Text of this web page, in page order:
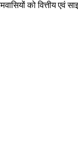
को वित्तीय